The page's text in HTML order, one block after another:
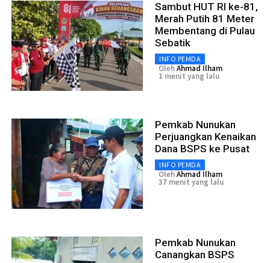
Sambut HUT RI ke-81,
Merah Putih 81 Meter
Membentang di Pulau
Sebatik
INFO PEMDA
OlehAhmad Ilham
1 menit yang lalu
Pemkab Nunukan
Perjuangkan Kenaikan
Dana BSPS ke Pusat
INFO PEMDA
OlehAhmad Ilham
37 menit yang lalu
Pemkab Nunukan
Canangkan BSPS